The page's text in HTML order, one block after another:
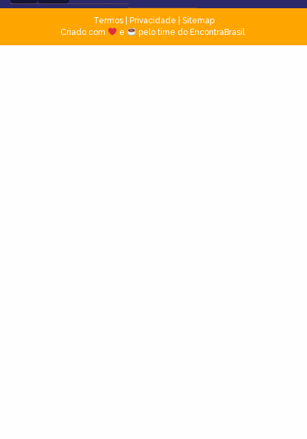
Termos| Privacidade
Sitemap
Criado com
e pelo time do EncontraBrasil